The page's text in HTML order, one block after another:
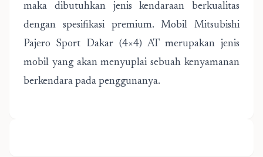
maka dibutuhkan jenis kendaraan berkualitas
dengan spesifikasi premium. Mobil Mitsubishi
Pajero Sport Dakar (4×4) AT merupakan jenis
mobil yang akan menyuplai sebuah kenyamanan
berkendara pada penggunanya.